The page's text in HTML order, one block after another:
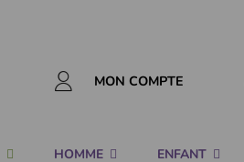
MON COMPTE
HOMME ENFANT